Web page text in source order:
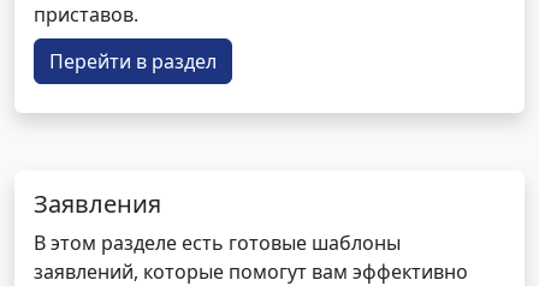
приставов.
Перейти в раздел
Заявления
В этом разделе есть готовые шаблоны
заявлений, которые помогут вам эффективно